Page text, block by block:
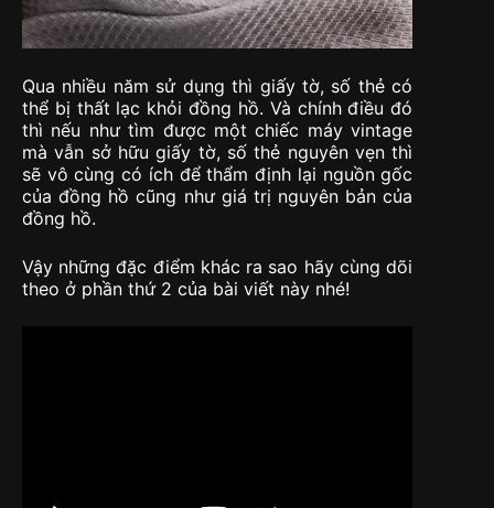
Qua nhiều năm sử dụng thì giấy tờ, số thẻ có
thể bị thất lạc khỏi đồng hồ. Và chính điều đó
thì nếu như tìm được một chiếc máy vintage
mà vẫn sở hữu giấy tờ, số thẻ nguyên vẹn thì
sẽ vô cùng có ích để thẩm định lại nguồn gốc
của đồng hồ cũng như giá trị nguyên bản của
đồng hồ.
Vậy những đặc điểm khác ra sao hãy cùng dõi
theo ở phần thứ 2 của bài viết này nhé!